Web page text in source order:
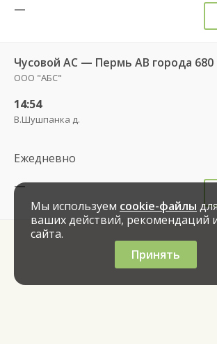
—
Чусовой АС — Пермь АВ города 680
ООО "АБС"
14:54
В.Шушпанка д.
Ежедневно
—
Мы используем cookie-файлы
ваших действий, рекомендаций
сайта.
Принять